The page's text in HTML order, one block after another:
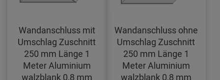
Wandanschluss mit
Umschlag Zuschnitt
250 mm Länge 1
Meter Aluminium
walzblank 0,8 mm
Wandanschluss ohne
Umschlag Zuschnitt
250 mm Länge 1
Meter Aluminium
walzblank 0,8 mm